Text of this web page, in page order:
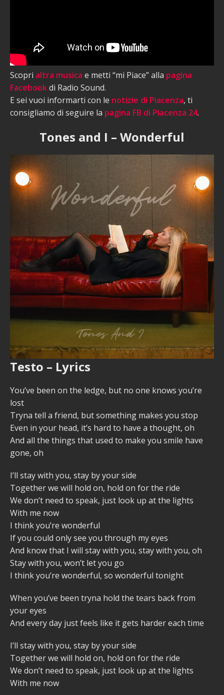
Scopri altra musica e metti “mi Piace” alla pagina
Facebookdi Radio Sound.
E sei vuoi informarti con le notizie di Piacenza, ti
consigliamo di seguire la pagina FB di Piacenza 24.
Tones and I – Wonderful
Testo – Lyrics
You’ve been on the ledge, but no one knows you’re
lost
Tryna tell a friend, but something makes you stop
Even in your head, it’s hard to have a thought, oh
And all the things that used to make you smile have
gone, oh
I’ll stay with you, stay by your side
Together we will hold on, hold on for the ride
We don’t need to speak, just look up at the lights
With me now
I think you’re wonderful
If you could only see you through my eyes
And know that I will stay with you, stay with you, oh
Stay with you, won’t let you go
I think you’re wonderful, so wonderful tonight
When you’ve been tryna hold the tears back from
your eyes
And every day just feels like it gets harder each time
I’ll stay with you, stay by your side
Together we will hold on, hold on for the ride
We don’t need to speak, just look up at the lights
With me now